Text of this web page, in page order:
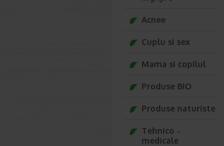
Acnee
Cuplu si sex
Mama si copilul
Produse BIO
Produse naturiste
Tehnico -
medicale